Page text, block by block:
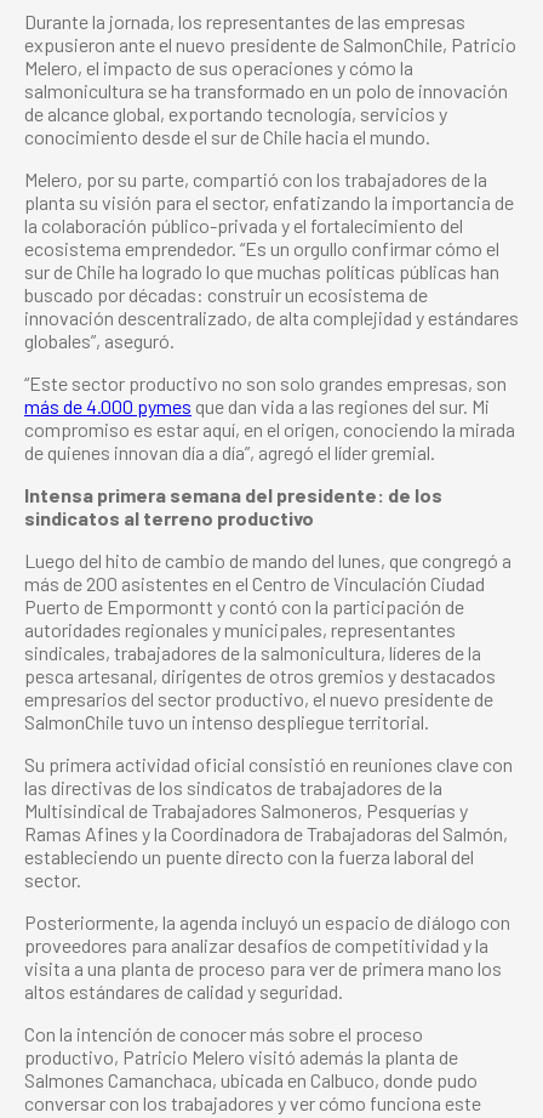
Durante la jornada, los representantes de las empresas
expusieron ante el nuevo presidente de SalmonChile, Patricio
Melero, el impacto de sus operaciones y cómo la
salmonicultura se ha transformado en un polo de innovación
de alcance global, exportando tecnología, servicios y
conocimiento desde el sur de Chile hacia el mundo.
Melero, por su parte, compartió con los trabajadores de la
planta su visión para el sector, enfatizando la importancia de
la colaboración público-privada y el fortalecimiento del
ecosistema emprendedor. “Es un orgullo confirmar cómo el
sur de Chile ha logrado lo que muchas políticas públicas han
buscado por décadas: construir un ecosistema de
innovación descentralizado, de alta complejidad y estándares
globales”, aseguró.
“Este sector productivo no son solo grandes empresas, son
más de 4.000 pymes que dan vida a las regiones del sur. Mi
compromiso es estar aquí, en el origen, conociendo la mirada
de quienes innovan día a día”, agregó el líder gremial.
Intensa primera semana del presidente: de los
sindicatos al terreno productivo
Luego del hito de cambio de mando del lunes, que congregó a
más de 200 asistentes en el Centro de Vinculación Ciudad
Puerto de Empormontt y contó con la participación de
autoridades regionales y municipales, representantes
sindicales, trabajadores de la salmonicultura, líderes de la
pesca artesanal, dirigentes de otros gremios y destacados
empresarios del sector productivo, el nuevo presidente de
SalmonChile tuvo un intenso despliegue territorial.
Su primera actividad oficial consistió en reuniones clave con
las directivas de los sindicatos de trabajadores de la
Multisindical de Trabajadores Salmoneros, Pesquerías y
Ramas Afines y la Coordinadora de Trabajadoras del Salmón,
estableciendo un puente directo con la fuerza laboral del
sector.
Posteriormente, la agenda incluyó un espacio de diálogo con
proveedores para analizar desafíos de competitividad y la
visita a una planta de proceso para ver de primera mano los
altos estándares de calidad y seguridad.
Con la intención de conocer más sobre el proceso
productivo, Patricio Melero visitó además la planta de
Salmones Camanchaca, ubicada en Calbuco, donde pudo
conversar con los trabajadores y ver cómo funciona este